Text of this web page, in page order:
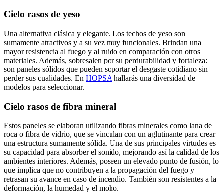
Cielo rasos de yeso
Una alternativa clásica y elegante. Los techos de yeso son
sumamente atractivos y a su vez muy funcionales. Brindan una
mayor resistencia al fuego y al ruido en comparación con otros
materiales. Además, sobresalen por su perdurabilidad y fortaleza:
son paneles sólidos que pueden soportar el desgaste cotidiano sin
perder sus cualidades. En HOPSA hallarás una diversidad de
modelos para seleccionar.
Cielo rasos de fibra mineral
Estos paneles se elaboran utilizando fibras minerales como lana de
roca o fibra de vidrio, que se vinculan con un aglutinante para crear
una estructura sumamente sólida. Una de sus principales virtudes es
su capacidad para absorber el sonido, mejorando así la calidad de los
ambientes interiores. Además, poseen un elevado punto de fusión, lo
que implica que no contribuyen a la propagación del fuego y
retrasan su avance en caso de incendio. También son resistentes a la
deformación, la humedad y el moho.